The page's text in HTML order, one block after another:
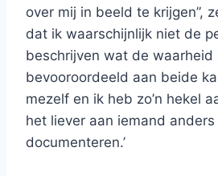
over mij in beeld te krijgen”,
dat ik waarschijnlijk niet de
beschrijven wat de waarheid
bevooroordeeld aan beide
mezelf en ik heb zo’n hekel
het liever aan iemand
documenteren.’